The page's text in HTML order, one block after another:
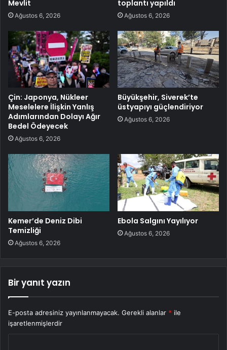
Mevlit
Ağustos 6, 2026
toplantı yapıldı
Ağustos 6, 2026
Çin: Japonya, Nükleer
Meselelere İlişkin Yanlış
Adımlarından Dolayı Ağır
Bedel Ödeyecek
Ağustos 6, 2026
Büyükşehir, Siverek’te
üstyapıyı güçlendiriyor
Ağustos 6, 2026
Kemer’de Deniz Dibi
Temizliği
Ağustos 6, 2026
Ebola Salgını Yayılıyor
Ağustos 6, 2026
Bir yanıt yazın
E-posta adresiniz yayınlanmayacak. Gerekli alanlar * ile
işaretlenmişlerdir